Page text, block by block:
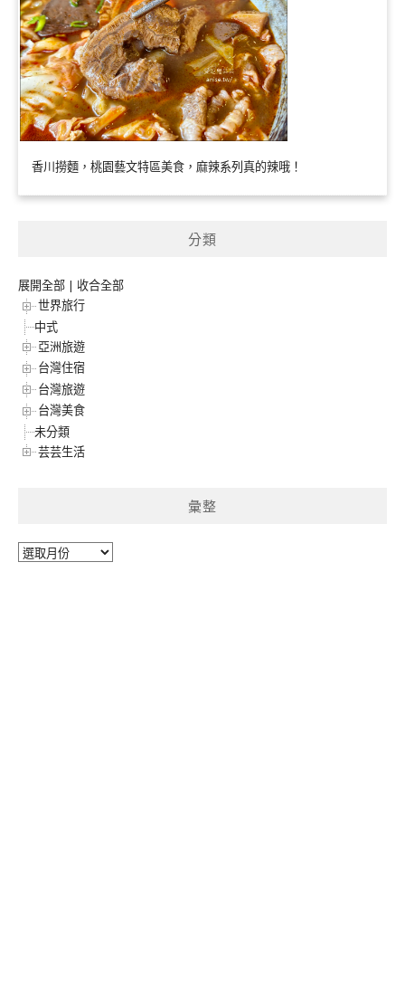
香川撈麵，桃園藝文特區美食，麻辣系列真的辣哦！
分類
展開全部 | 收合全部
世界旅行
中式
亞洲旅遊
台灣住宿
台灣旅遊
台灣美食
未分類
芸芸生活
彙整
彙